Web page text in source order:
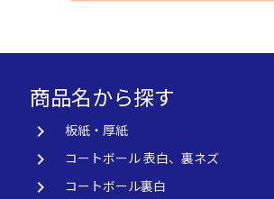
商品名から探す
keyboard_arrow_right 板紙・厚紙
keyboard_arrow_right コートボール 表白、裏ネズ
keyboard_arrow_right コートボール裏白